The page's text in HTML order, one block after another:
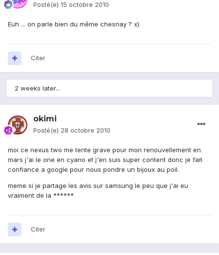
Posté(e) 15 octobre 2010
Euh ... on parle bien du même chesnay ? x)
Citer
2 weeks later...
okimi
Posté(e) 28 octobre 2010
moi ce nexus two me tente grave pour mon renouvellement en
mars j'ai le one en cyano et j'en suis super content donc je fait
confiance a google pour nous pondre un bijoux au poil.
meme si je partage les avis sur samsung le peu que j'ai eu
vraiment de la ******
Citer